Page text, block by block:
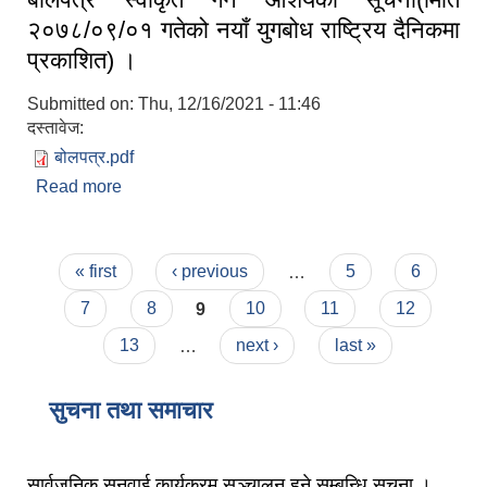
२०७८/०९/०१ गतेको नयाँ युगबोध राष्ट्रिय दैनिकमा
प्रकाशित) ।
Submitted on: Thu, 12/16/2021 - 11:46
दस्तावेज:
बोलपत्र.pdf
Read more
Pages
« first ‹ previous 5
6
7
8 9 10 11
12
13
next › last »
सुचना तथा समाचार